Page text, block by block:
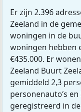
Er zijn 2.396
Zeeland in de
woningen in de
woningen hebben
€435.000. Er
Zeeland Buurt
gemiddeld 2,3
personenauto’s
geregistreerd in